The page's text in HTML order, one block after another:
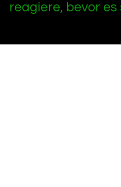
reagiere, bevor